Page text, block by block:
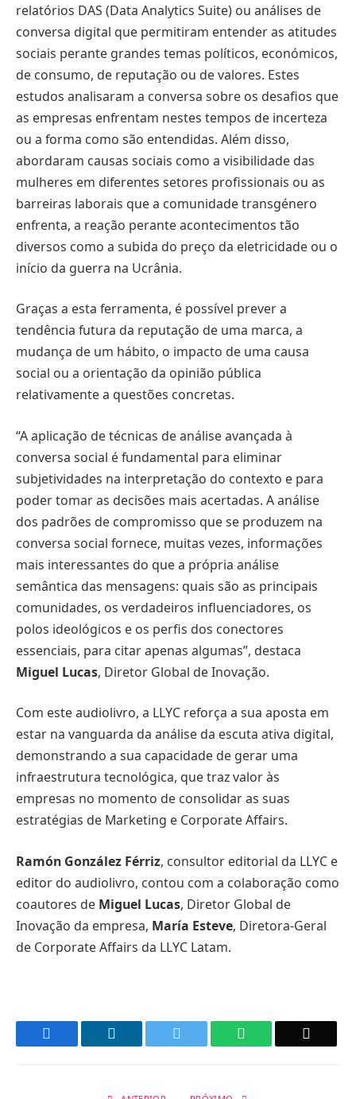
relatórios DAS (Data Analytics Suite) ou análises de
conversa digital que permitiram entender as atitudes
sociais perante grandes temas políticos, económicos,
de consumo, de reputação ou de valores. Estes
estudos analisaram a conversa sobre os desafios que
as empresas enfrentam nestes tempos de incerteza
ou a forma como são entendidas. Além disso,
abordaram causas sociais como a visibilidade das
mulheres em diferentes setores profissionais ou as
barreiras laborais que a comunidade transgénero
enfrenta, a reação perante acontecimentos tão
diversos como a subida do preço da eletricidade ou o
início da guerra na Ucrânia.
Graças a esta ferramenta, é possível prever a
tendência futura da reputação de uma marca, a
mudança de um hábito, o impacto de uma causa
social ou a orientação da opinião pública
relativamente a questões concretas.
“A aplicação de técnicas de análise avançada à
conversa social é fundamental para eliminar
subjetividades na interpretação do contexto e para
poder tomar as decisões mais acertadas. A análise
dos padrões de compromisso que se produzem na
conversa social fornece, muitas vezes, informações
mais interessantes do que a própria análise
semântica das mensagens: quais são as principais
comunidades, os verdadeiros influenciadores, os
polos ideológicos e os perfis dos conectores
essenciais, para citar apenas algumas”, destaca
Miguel Lucas, Diretor Global de Inovação.
Com este audiolivro, a LLYC reforça a sua aposta em
estar na vanguarda da análise da escuta ativa digital,
demonstrando a sua capacidade de gerar uma
infraestrutura tecnológica, que traz valor às
empresas no momento de consolidar as suas
estratégias de Marketing e Corporate Affairs.
Ramón González Férriz, consultor editorial da LLYC e
editor do audiolivro, contou com a colaboração como
coautores de Miguel Lucas, Diretor Global de
Inovação da empresa, María Esteve, Diretora-Geral
de Corporate Affairs da LLYC Latam.
WhatsApp